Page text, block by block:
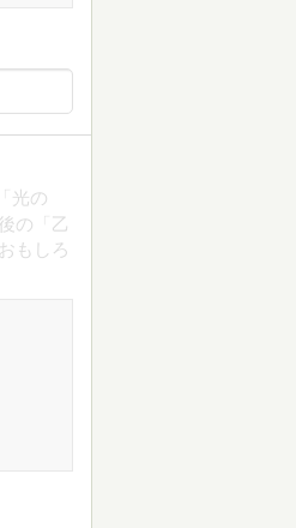
光の
の「乙
もしろ